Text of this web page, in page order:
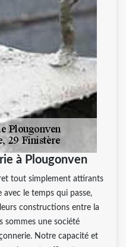
à Plougonven
tout simplement attirants
le temps qui passe,
constructions entre la
sommes une société
Notre capacité et